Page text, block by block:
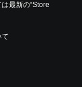
最新の“Store